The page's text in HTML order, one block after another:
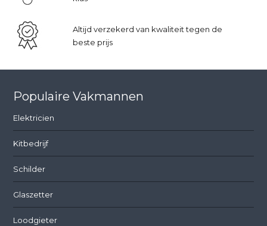
Altijd verzekerd van kwaliteit tegen de
beste prijs
Populaire Vakmannen
Elektricien
Kitbedrijf
Schilder
Glaszetter
Loodgieter